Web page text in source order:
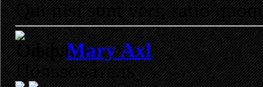
Qui nisi sunt veri, ratio
Mary Axl
Пользователь